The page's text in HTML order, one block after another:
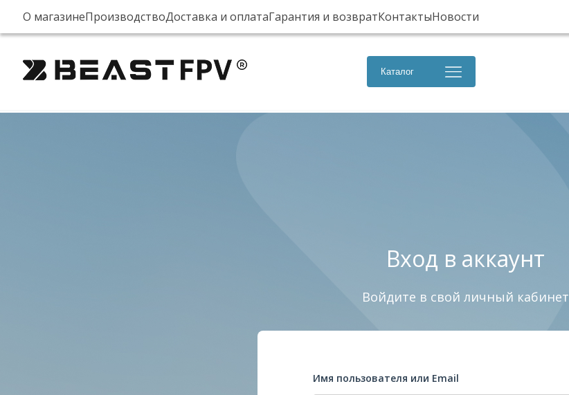
О магазинеПроизводствоДоставка и оплатаГарантия и возвратКонтактыНовости
Каталог
Вход в аккаунт
Войдите в свой личный кабинет
Имя пользователя или Email